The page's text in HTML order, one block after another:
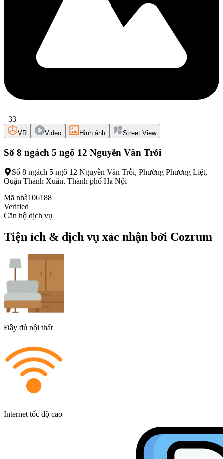
+33
VR Video Hình ảnh Street View
Số 8 ngách 5 ngõ 12 Nguyễn Văn Trỗi
Số 8 ngách 5 ngõ 12 Nguyễn Văn Trỗi, Phường Phương Liệt,
Quận Thanh Xuân, Thành phố Hà Nội
Mã nhà106188
Verified
Căn hộ dịch vụ
Tiện ích & dịch vụ xác nhận bởi Cozrum
Đầy đủ nội thất
Internet tốc độ cao